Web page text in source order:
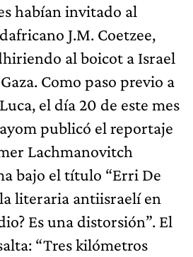
habían invitado al
J.M. Coetzee,
al boicot a Israel
Como paso previo a
el día 20 de este mes
publicó el reportaje
Lachmanovitch
bajo el título “Erri De
literaria antiisraelí en
Es una distorsión”. El
“Tres kilómetros